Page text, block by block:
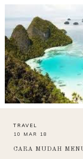
TRAVEL
10 MAR 18
CARA MUDAH